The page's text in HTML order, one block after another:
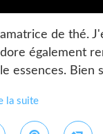
de thé.
également
essences. Bien
la suite